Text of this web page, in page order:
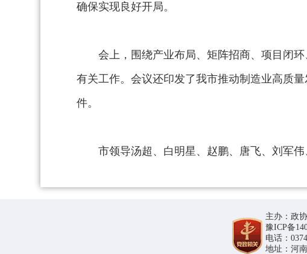
确保实现良好开局。
会上，围绕产业布局、矩阵招商、项目闭
有关工作。会议还印发了我市推动制造业高质
件。
市领导汤超、白明星、赵鹏、唐飞、刘军伟
主办：政
豫ICP备
电话：
地址：河